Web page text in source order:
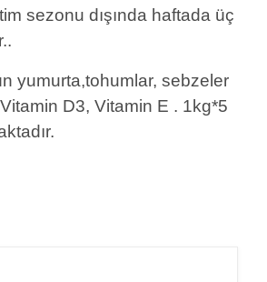
sezonu dışında haftada üç
yumurta,tohumlar, sebzeler
D3, Vitamin E . 1kg*5